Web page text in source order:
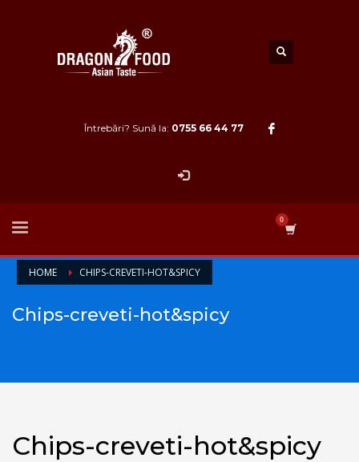
Întrebări? Sună la: 0755 66 44 77
HOME CHIPS-CREVETI-HOT&SPICY
Chips-creveti-hot&spicy
Chips-creveti-hot&spicy